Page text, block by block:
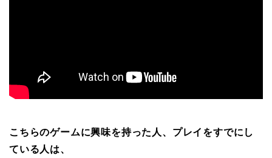
こちらのゲームに興味を持った人、プレイをすでにし
ている人は、